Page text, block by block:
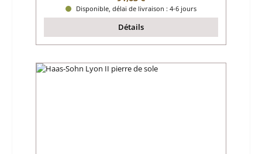
Disponible, délai de livraison : 4-6 jours
Détails